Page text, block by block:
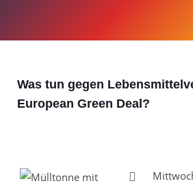
Was tun gegen
European Green Deal?